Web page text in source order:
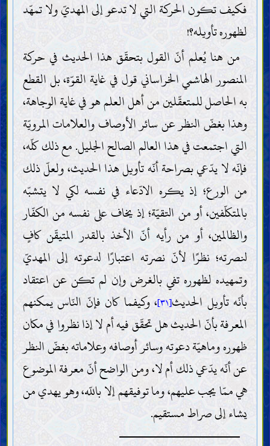
فكيف تكون الحركة التي لا تدعو إلى المهديّ ولا تمهّد
لظهوره تأويله؟!
من هنا يُعلم أنّ القول بتحقّق هذا الحديث في حركة
المنصور الهاشمي الخراساني قول في غاية القوّة، بل القطع
به الحاصل للمتعقّلين من أهل العلم هو في غاية الوجاهة،
وهذا بغضّ النظر عن سائر الأوصاف والعلامات المرويّة
التي اجتمعت في هذا العالم الصالح الجليل. مع ذلك كلّه،
فإنّه لا يدّعي بصراحة أنّه تأويل هذا الحديث، ولعلّ ذلك
من الورع؛ إذ يكره الادّعاء في نفسه لكي لا يتشبّه
بالمتكلّفين، أو من التقيّة؛ إذ يخاف على نفسه من الكفّار
والظالمين، أو من رأيه أنّ الأخذ بالقدر المتيقّن كافٍ
لنصرته؛ نظرًا لأنّ نصرته اعتبارًا لدعوته إلى المهديّ
وتمهيده لظهوره تفي بالغرض وإن لم تكن عن اعتقاد
بأنّه تأويل الحديث[٣١] ، وكيفما كان فإنّ النّاس يمكنهم
المعرفة بأنّ الحديث هل تحقّق فيه أم لا إذا نظروا في مكان
ظهوره وماهيّة دعوته وسائر أوصافه وعلاماته بغضّ النظر
عن أنّه يدّعي ذلك أم لا، ومن الواضح أنّ معرفة الموضوع
هي ممّا يجب عليهم، وما توفيقهم إلا باللّه، وهو يهدي من
يشاء إلى صراط مستقيم.